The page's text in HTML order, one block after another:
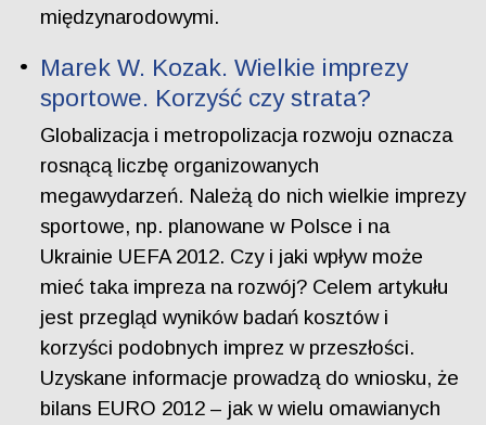
międzynarodowymi.
Marek W. Kozak. Wielkie imprezy
sportowe. Korzyść czy strata?
Globalizacja i metropolizacja rozwoju oznacza
rosnącą liczbę organizowanych
megawydarzeń. Należą do nich wielkie imprezy
sportowe, np. planowane w Polsce i na
Ukrainie UEFA 2012. Czy i jaki wpływ może
mieć taka impreza na rozwój? Celem artykułu
jest przegląd wyników badań kosztów i
korzyści podobnych imprez w przeszłości.
Uzyskane informacje prowadzą do wniosku, że
bilans EURO 2012 – jak w wielu omawianych